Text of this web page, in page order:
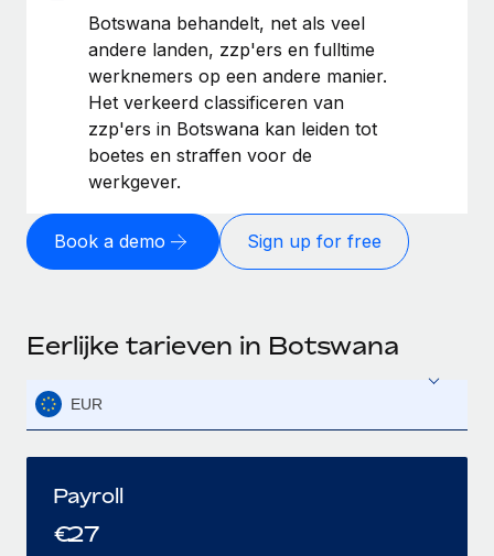
Botswana behandelt, net als veel
andere landen, zzp'ers en fulltime
werknemers op een andere manier.
Het verkeerd classificeren van
zzp'ers in Botswana kan leiden tot
boetes en straffen voor de
werkgever.
Book a demo Sign up for free
Eerlijke tarieven in Botswana
EUR
Payroll
€27